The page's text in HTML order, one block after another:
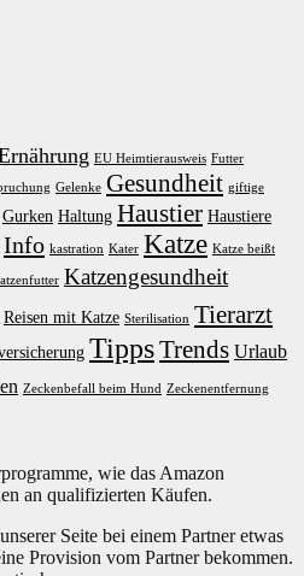
EU Heimtierausweis Futter
Gelenke Gesundheit giftige
Gurken Haltung Haustier Haustiere
Info kastration Kater Katze Katze beißt
Katzengesundheit
Reisen mit Katze Sterilisation Tierarzt
TippsTrends Urlaub
Zeckenbefall beim Hund Zeckenentfernung
wie das Amazon
an qualifizierten Käufen.
Seite bei einem Partner etwas
Provision vom Partner bekommen.